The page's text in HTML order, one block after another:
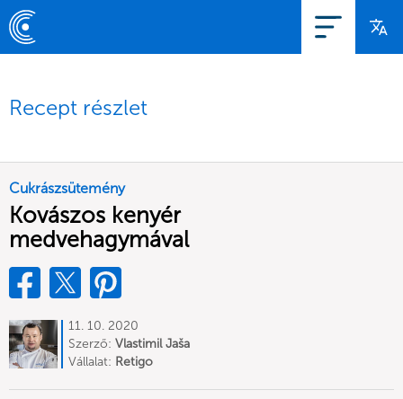
Recept részlet
Cukrászsütemény
Kovászos kenyér
medvehagymával
11. 10. 2020
Szerző: Vlastimil Jaša
Vállalat: Retigo